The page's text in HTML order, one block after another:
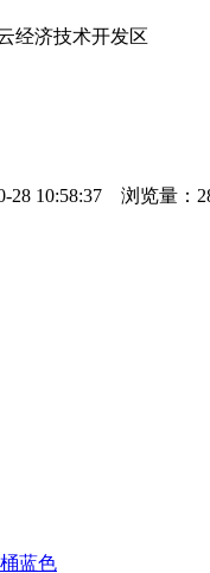
经济技术开发区
28 10:58:37 浏览量：
蓝色